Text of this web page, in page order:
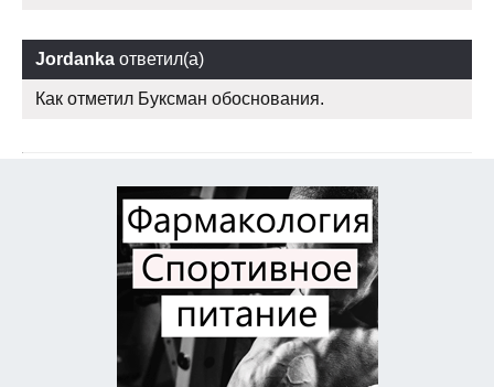
Jordanka ответил(а)
Как отметил Буксман обоснования.